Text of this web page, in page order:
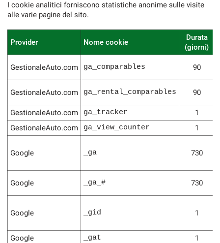
I cookie analitici forniscono statistiche anonime sulle visite
alle varie pagine del sito.
Provider Nome cookie
Durata
(giorni)
GestionaleAuto.com ga_comparables 90
GestionaleAuto.com ga_rental_comparables 90
GestionaleAuto.com
ga_tracker 1
GestionaleAuto.com
ga_view_counter 1
Google _ga 730
Google _ga_# 730
Google _gid 1
Google
_gat 1